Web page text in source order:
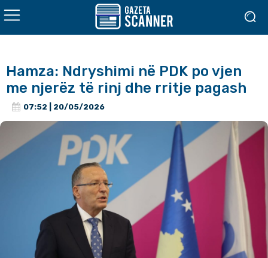
Hamza: Ndryshimi në PDK po vjen
me njerëz të rinj dhe rritje pagash
07:52 | 20/05/2026